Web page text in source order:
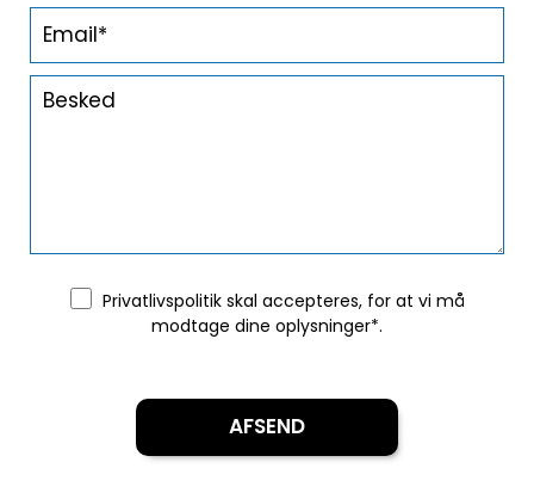
Privatlivspolitikskal accepteres, for at vi må
modtage dine oplysninger*.